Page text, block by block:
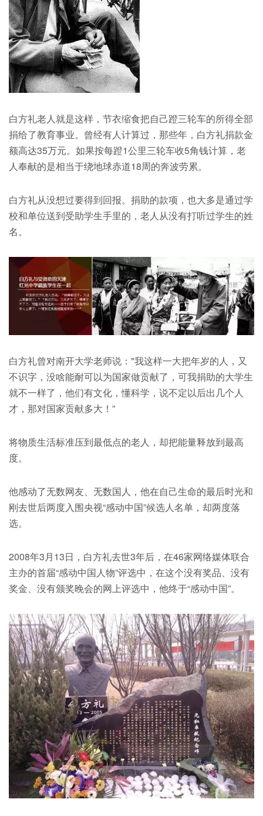
白方礼老人就是这样，节衣缩食把自己蹬三轮车的所得全部
捐给了教育事业。曾经有人计算过，那些年，白方礼捐款金
额高达35万元。如果按每蹬1公里三轮车收5角钱计算，老
人奉献的是相当于绕地球赤道18周的奔波劳累。
白方礼从没想过要得到回报。捐助的款项，也大多是通过学
校和单位送到受助学生手里的，老人从没有打听过学生的姓
名。
白方礼曾对南开大学老师说："我这样一大把年岁的人，又
不识字，没啥能耐可以为国家做贡献了，可我捐助的大学生
就不一样了，他们有文化，懂科学，说不定以后出几个人
才，那对国家贡献多大！”
将物质生活标准压到最低点的老人，却把能量释放到最高
度。
他感动了无数网友、无数国人，他在自己生命的最后时光和
刚去世后两度入围央视“感动中国”候选人名单，却两度落
选。
2008年3月13日，白方礼去世3年后，在46家网络媒体联合
主办的首届“感动中国人物”评选中，在这个没有奖品、没有
奖金、没有颁奖晚会的网上评选中，他终于“感动中国”。